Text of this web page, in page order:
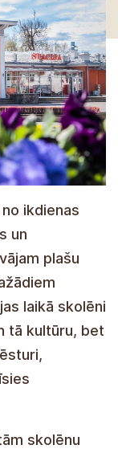
ikdienas
un
plašu
laikā skolēni
tā kultūru, bet
skolēnu